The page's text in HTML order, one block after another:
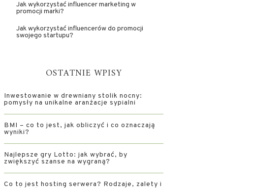
Jak wykorzystać influencer marketing w
promocji marki?
Jak wykorzystać influencerów do promocji
swojego startupu?
OSTATNIE WPISY
Inwestowanie w drewniany stolik nocny:
pomysły na unikalne aranżacje sypialni
BMI – co to jest, jak obliczyć i co oznaczają
wyniki?
Najlepsze gry Lotto: jak wybrać, by
zwiększyć szanse na wygraną?
Co to jest hosting serwera? Rodzaje, zalety i